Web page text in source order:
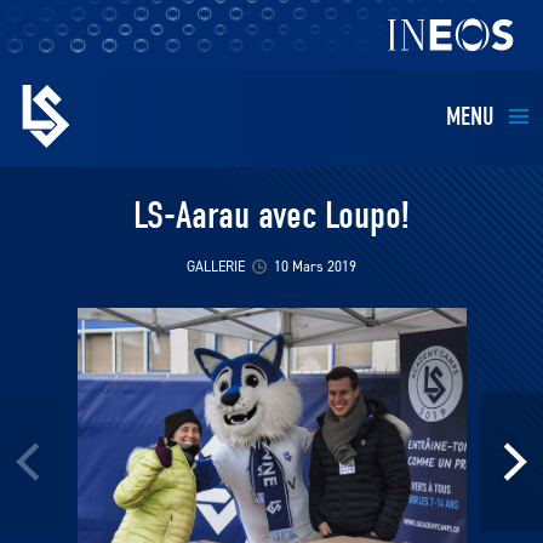
MENU
BUSINESS
RESTAURATION
LS-Aarau avec Loupo!
GALLERIE 10 Mars 2019